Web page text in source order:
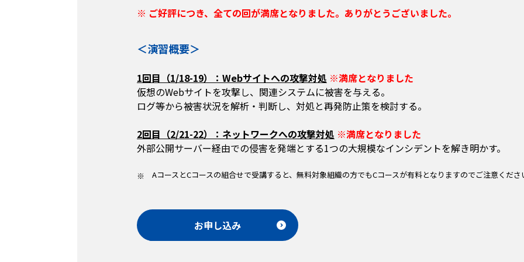
※ ご好評につき、全ての回が満席となりました。ありがとうございました。
＜演習概要＞
1回目（1/18-19）：Webサイトへの攻撃対処 ※満席となりました
仮想のWebサイトを攻撃し、関連システムに被害を与える。
ログ等から被害状況を解析・判断し、対処と再発防止策を検討する。
2回目（2/21-22）：ネットワークへの攻撃対処 ※満席となりました
外部公開サーバー経由での侵害を発端とする1つの大規模なインシデントを解き明かす。
AコースとCコースの組合せで受講すると、無料対象組織の方でもCコースが有料となりますのでご注意くださ
お申し込み